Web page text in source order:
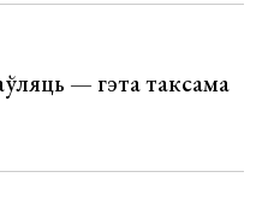
— гэта таксама